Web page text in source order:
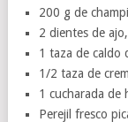
200 g de
2 dientes de
1 taza de caldo
1/2 taza de
1 cucharada de
Perejil fresco